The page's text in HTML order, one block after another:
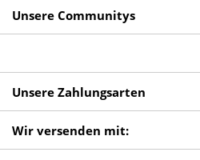
Unsere Communitys
Unsere Zahlungsarten
Wir versenden mit: